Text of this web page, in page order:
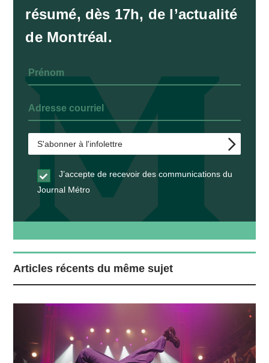
résumé, dès 17h, de l’actualité
de Montréal.
J’accepte de recevoir des communications du
Journal Métro
Articles récents du même sujet